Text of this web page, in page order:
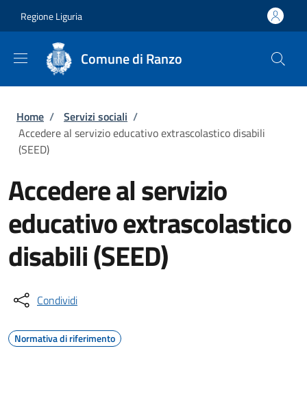
Regione Liguria
Comune di Ranzo
Briciole di pane
Home / Servizi sociali /
Accedere al servizio educativo extrascolastico disabili
(SEED)
Accedere al servizio
educativo extrascolastico
disabili (SEED)
Condividi
Normativa di riferimento